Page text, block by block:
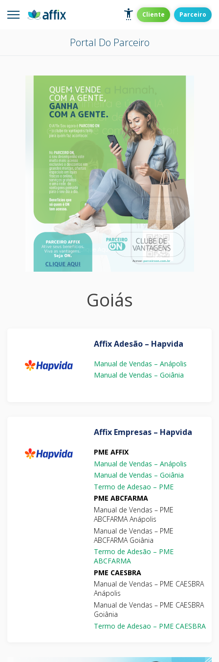
content
Affix
Administradora de Benefícios Cliente Parceiro
Portal Do Parceiro
Goiás
Affix Adesão – Hapvida
Manual de Vendas – Anápolis
Manual de Vendas – Goiânia
Affix Empresas – Hapvida
PME AFFIX
Manual de Vendas – Anápolis
Manual de Vendas – Goiânia
Termo de Adesao – PME
PME ABCFARMA
Manual de Vendas – PME
ABCFARMA Anápolis
Manual de Vendas – PME
ABCFARMA Goiânia
Termo de Adesão – PME
ABCFARMA
PME CAESBRA
Manual de Vendas – PME CAESBRA
Anápolis
Manual de Vendas – PME CAESBRA
Goiânia
Termo de Adesao – PME CAESBRA